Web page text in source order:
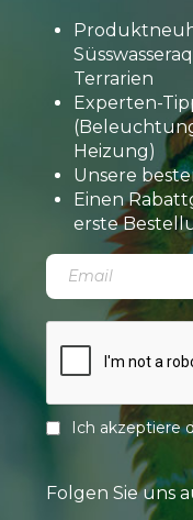
Terrarien
Experten-
Heizung)
Unsere
Einen
erste
Ich akzeptiere
Folgen Sie uns